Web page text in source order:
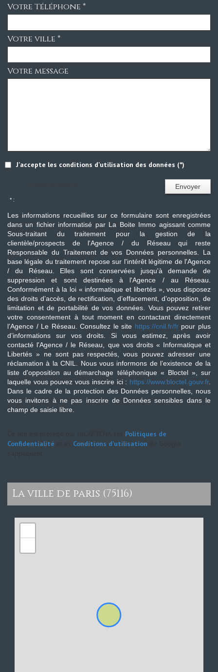
Votre Téléphone *
Votre ville *
Votre message
J'accepte les conditions d'utilisation des données (*)
Envoyer
* :
Les informations recueillies sur ce formulaire sont enregistrées
dans un fichier informatisé par La Boite Immo agissant comme
Sous-traitant du traitement pour la gestion de la
clientèle/prospects de l'Agence / du Réseau qui reste
Responsable du Traitement de vos Données personnelles. La
base légale du traitement repose sur l'intérêt légitime de l'Agence
/ du Réseau. Elles sont conservées jusqu'à demande de
suppression et sont destinées à l'Agence / au Réseau.
Conformément à la loi « informatique et libertés », vous disposez
des droits d’accès, de rectification, d’effacement, d’opposition, de
limitation et de portabilité de vos données. Vous pouvez retirer
votre consentement à tout moment en contactant directement
l’Agence / Le Réseau. Consultez le site https://cnil.fr/frpour plus
d’informations sur vos droits. Si vous estimez, après avoir
contacté l'Agence / le Réseau, que vos droits « Informatique et
Libertés » ne sont pas respectés, vous pouvez adresser une
réclamation à la CNIL. Nous vous informons de l’existence de la
liste d'opposition au démarchage téléphonique « Bloctel », sur
laquelle vous pouvez vous inscrire ici : https://www.bloctel.gouv.fr.
Dans le cadre de la protection des Données personnelles, nous
vous invitons à ne pas inscrire de Données sensibles dans le
champ de saisie libre.
Politiques de
Confidentialité
Conditions d'utilisation
la ville de paris (75116)